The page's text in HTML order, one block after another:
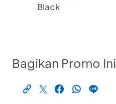
Black
Bagikan Promo Ini